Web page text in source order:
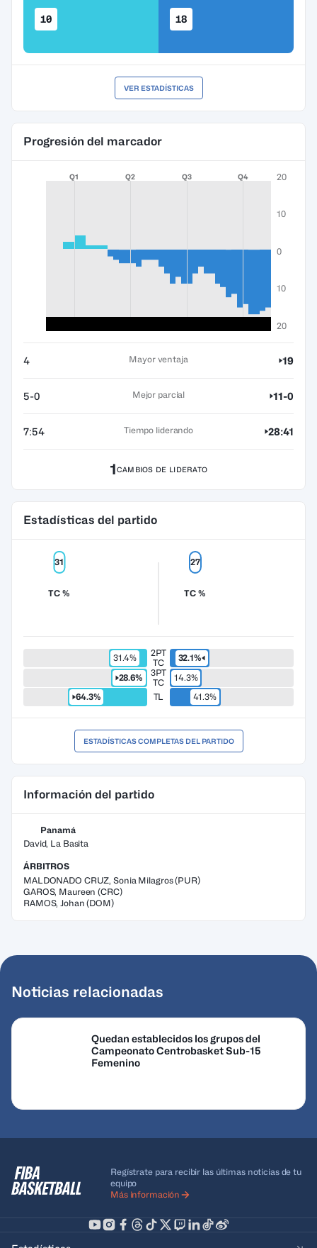
10 18
VER ESTADÍSTICAS
Progresión del marcador
Q1 Q2 Q3 Q4 20
10
0
10
20
4 Mayor ventaja 19
5-0 Mejor parcial 11-0
7:54 Tiempo liderando 28:41
1CAMBIOS DE LIDERATO
Estadísticas del partido
TC %
31
TC %
27
31.4%
2PT
TC
32.1%
28.6%
3PT
TC
14.3%
64.3%
TL 41.3%
ESTADÍSTICAS COMPLETAS DEL PARTIDO
Información del partido
Panamá
David, La Basita
ÁRBITROS
MALDONADO CRUZ,Sonia Milagros(PUR)
GAROS, Maureen (CRC)
RAMOS, Johan (DOM)
Noticias relacionadas
Quedan establecidos los grupos del
Campeonato Centrobasket Sub-15
Femenino
Regístrate para recibir las últimas noticias de tu
equipo
Más información